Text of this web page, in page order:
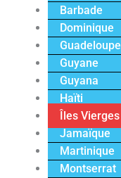
Barbade
Dominique
Guadeloupe
Guyane
Guyana
Haïti
Îles Vierges
Jamaïque
Martinique
Montserrat